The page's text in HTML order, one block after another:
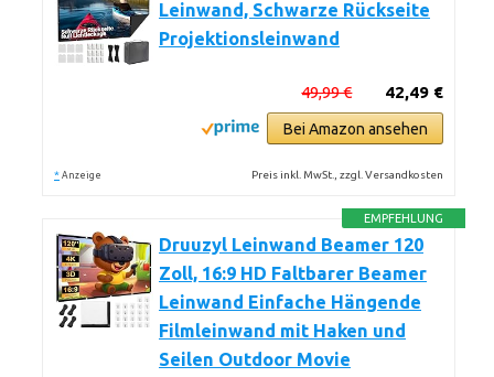
Leinwand, Schwarze Rückseite
Projektionsleinwand
42,49 €
49,99 €
Bei Amazon ansehen
* Anzeige Preis inkl. MwSt., zzgl. Versandkosten
EMPFEHLUNG
Druuzyl Leinwand Beamer 120
Zoll, 16:9 HD Faltbarer Beamer
Leinwand Einfache Hängende
Filmleinwand mit Haken und
Seilen Outdoor Movie